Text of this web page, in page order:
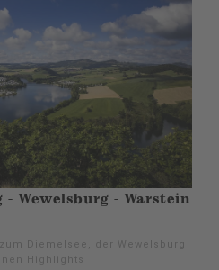
Wewelsburg - Warstein
Diemelsee, der Wewelsburg
Highlights